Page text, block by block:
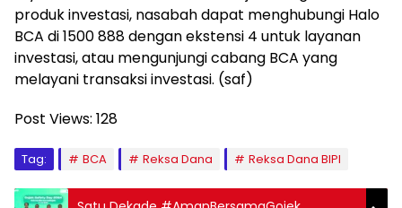
produk investasi, nasabah dapat menghubungi Halo
BCA di 1500 888 dengan ekstensi 4 untuk layanan
investasi, atau mengunjungi cabang BCA yang
melayani transaksi investasi. (saf)
Post Views: 128
Tag: BCA Reksa Dana Reksa Dana BIPI